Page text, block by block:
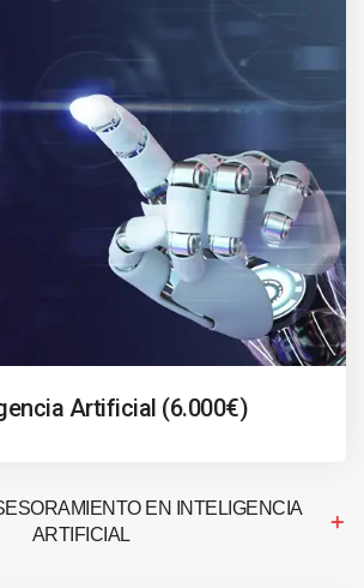
Artificial (6.000€)
EN INTELIGENCIA
ARTIFICIAL